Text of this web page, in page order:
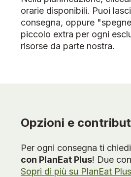
orarie disponibili. Puoi
consegna, oppure
piccolo extra per ogni
risorse da parte nostra.
Opzioni e
Per ogni consegna ti
con PlanEat Plus! Due
Sopri di più su PlanEat